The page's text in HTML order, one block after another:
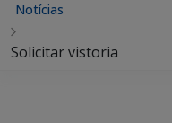
Notícias
Solicitar vistoria